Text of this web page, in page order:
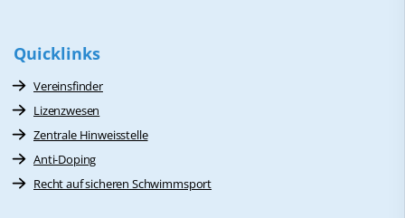
Quicklinks
Vereinsfinder
Lizenzwesen
Zentrale Hinweisstelle
Anti-Doping
Recht auf sicheren Schwimmsport